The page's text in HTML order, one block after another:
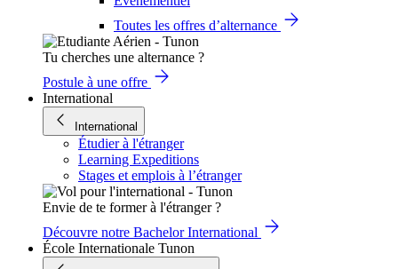
Toutes les offres d’alternance
Tu cherches une alternance ?
Postule à une offre
International
International
Étudier à l'étranger
Learning Expeditions
Stages et emplois à l’étranger
Envie de te former à l'étranger ?
Découvre notre Bachelor International
École Internationale Tunon